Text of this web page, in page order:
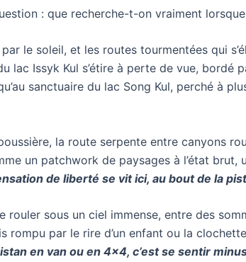
: que recherche-t-on vraiment
le soleil, et les routes tourmentées qui
lac Issyk Kul s’étire à perte de vue, bordé
sanctuaire du lac Song Kul, perché à
la route serpente entre canyons
un patchwork de paysages à l’état
de liberté se vit ici, au bout de la
rouler sous un ciel immense, entre des
rompu par le rire d’un enfant ou la
en van ou en 4×4, c’est se sentir